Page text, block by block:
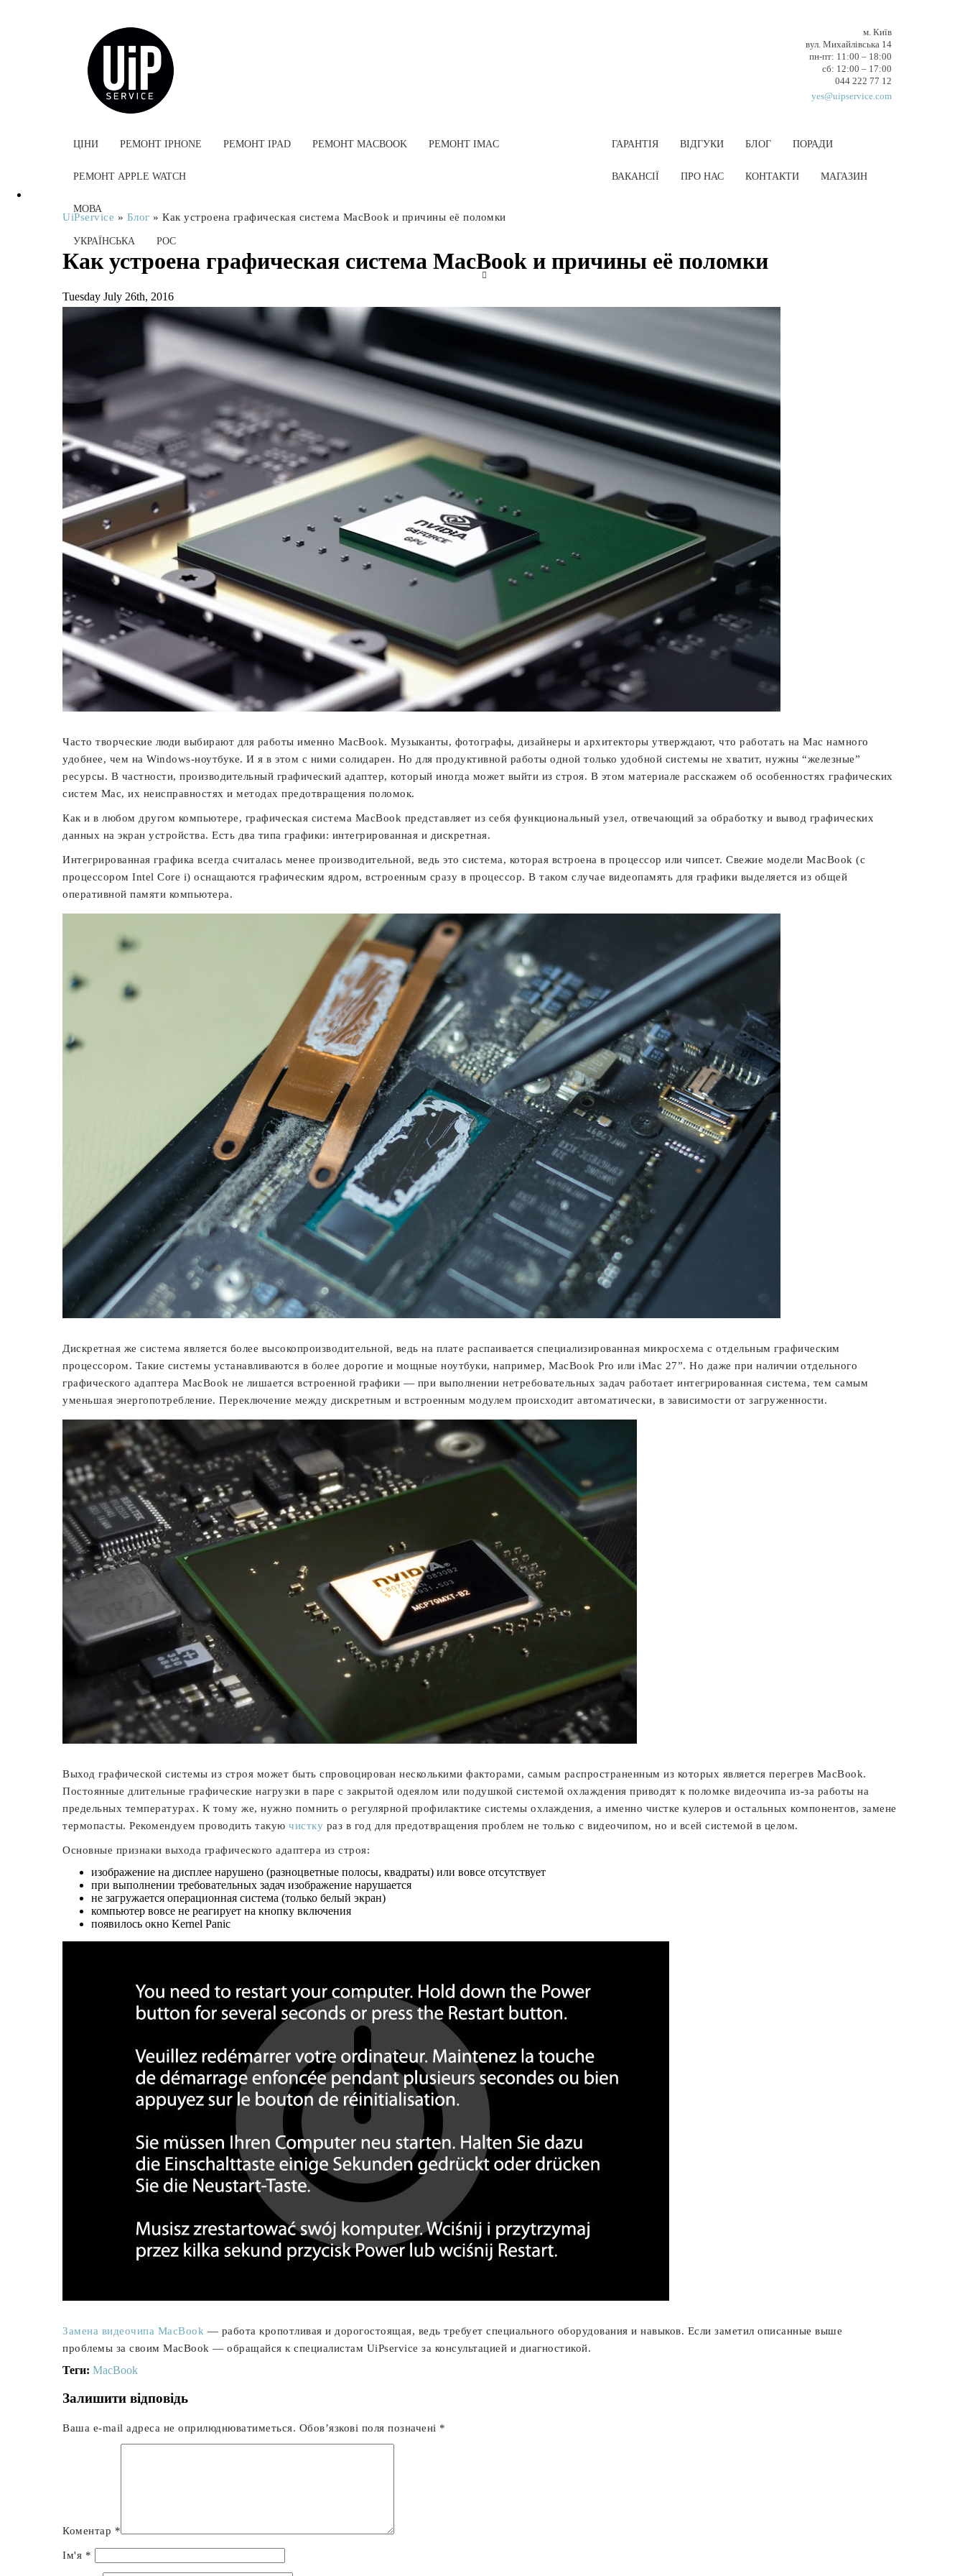
м. Київ
вул. Михайлівська 14
пн-пт: 11:00 – 18:00
cб: 12:00 – 17:00
044 222 77 12
yes@uipservice.com
ЦІНИ РЕМОНТ IPHONE РЕМОНТ IPAD РЕМОНТ MACBOOK РЕМОНТ IMAC
РЕМОНТ APPLE WATCH
ГАРАНТІЯ ВІДГУКИ БЛОГ ПОРАДИ
ВАКАНСІЇ ПРО НАС КОНТАКТИ МАГАЗИН
МОВА
УКРАЇНСЬКА РОС
UiPservice » Блог » Как устроена графическая система MacBook и причины её поломки
Как устроена графическая система MacBook и причины её поломки
Tuesday July 26th, 2016
Часто творческие люди выбирают для работы именно MacBook. Музыканты, фотографы, дизайнеры и архитекторы утверждают, что работать на Mac намного
удобнее, чем на Windows-ноутбуке. И я в этом с ними солидарен. Но для продуктивной работы одной только удобной системы не хватит, нужны “железные”
ресурсы. В частности, производительный графический адаптер, который иногда может выйти из строя. В этом материале расскажем об особенностях графических
систем Mac, их неисправностях и методах предотвращения поломок.
Как и в любом другом компьютере, графическая система MacBook представляет из себя функциональный узел, отвечающий за обработку и вывод графических
данных на экран устройства. Есть два типа графики: интегрированная и дискретная.
Интегрированная графика всегда считалась менее производительной, ведь это система, которая встроена в процессор или чипсет. Свежие модели MacBook (с
процессором Intel Core i) оснащаются графическим ядром, встроенным сразу в процессор. В таком случае видеопамять для графики выделяется из общей
оперативной памяти компьютера.
Дискретная же система является более высокопроизводительной, ведь на плате распаивается специализированная микросхема с отдельным графическим
процессором. Такие системы устанавливаются в более дорогие и мощные ноутбуки, например, MacBook Pro или iMac 27”. Но даже при наличии отдельного
графического адаптера MacBook не лишается встроенной графики — при выполнении нетребовательных задач работает интегрированная система, тем самым
уменьшая энергопотребление. Переключение между дискретным и встроенным модулем происходит автоматически, в зависимости от загруженности.
Выход графической системы из строя может быть спровоцирован несколькими факторами, самым распространенным из которых является перегрев MacBook.
Постоянные длительные графические нагрузки в паре с закрытой одеялом или подушкой системой охлаждения приводят к поломке видеочипа из-за работы на
предельных температурах. К тому же, нужно помнить о регулярной профилактике системы охлаждения, а именно чистке кулеров и остальных компонентов, замене
термопасты. Рекомендуем проводить такую чистку раз в год для предотвращения проблем не только с видеочипом, но и всей системой в целом.
Основные признаки выхода графического адаптера из строя:
изображение на дисплее нарушено (разноцветные полосы, квадраты) или вовсе отсутствует
при выполнении требовательных задач изображение нарушается
не загружается операционная система (только белый экран)
компьютер вовсе не реагирует на кнопку включения
появилось окно Kernel Panic
Замена видеочипа MacBook — работа кропотливая и дорогостоящая, ведь требует специального оборудования и навыков. Если заметил описанные выше
проблемы за своим MacBook — обращайся к специалистам UiPservice за консультацией и диагностикой.
Теги: MacBook
Залишити відповідь
Ваша e-mail адреса не оприлюднюватиметься. Обов’язкові поля позначені *
Коментар *
Ім'я *